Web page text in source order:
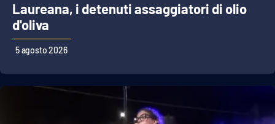
Laureana, i detenuti assaggiatori di olio
d'oliva
5 agosto 2026